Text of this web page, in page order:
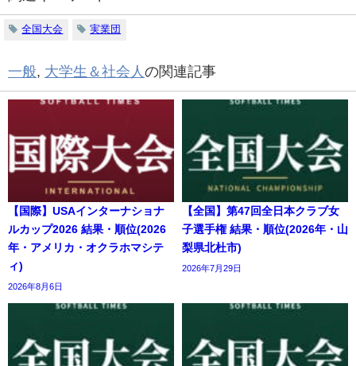
全国大会 実業団
一般, 大学生＆社会人 の関連記事
【国際】USAインターナショナ
ルカップ2026 結果・順位(2026
年・アメリカ・オクラホマシテ
ィ)
2026年8月6日
【全国】第47回全日本クラブ女
子選手権 結果・順位(2026年・山
梨県北杜市)
2026年7月29日